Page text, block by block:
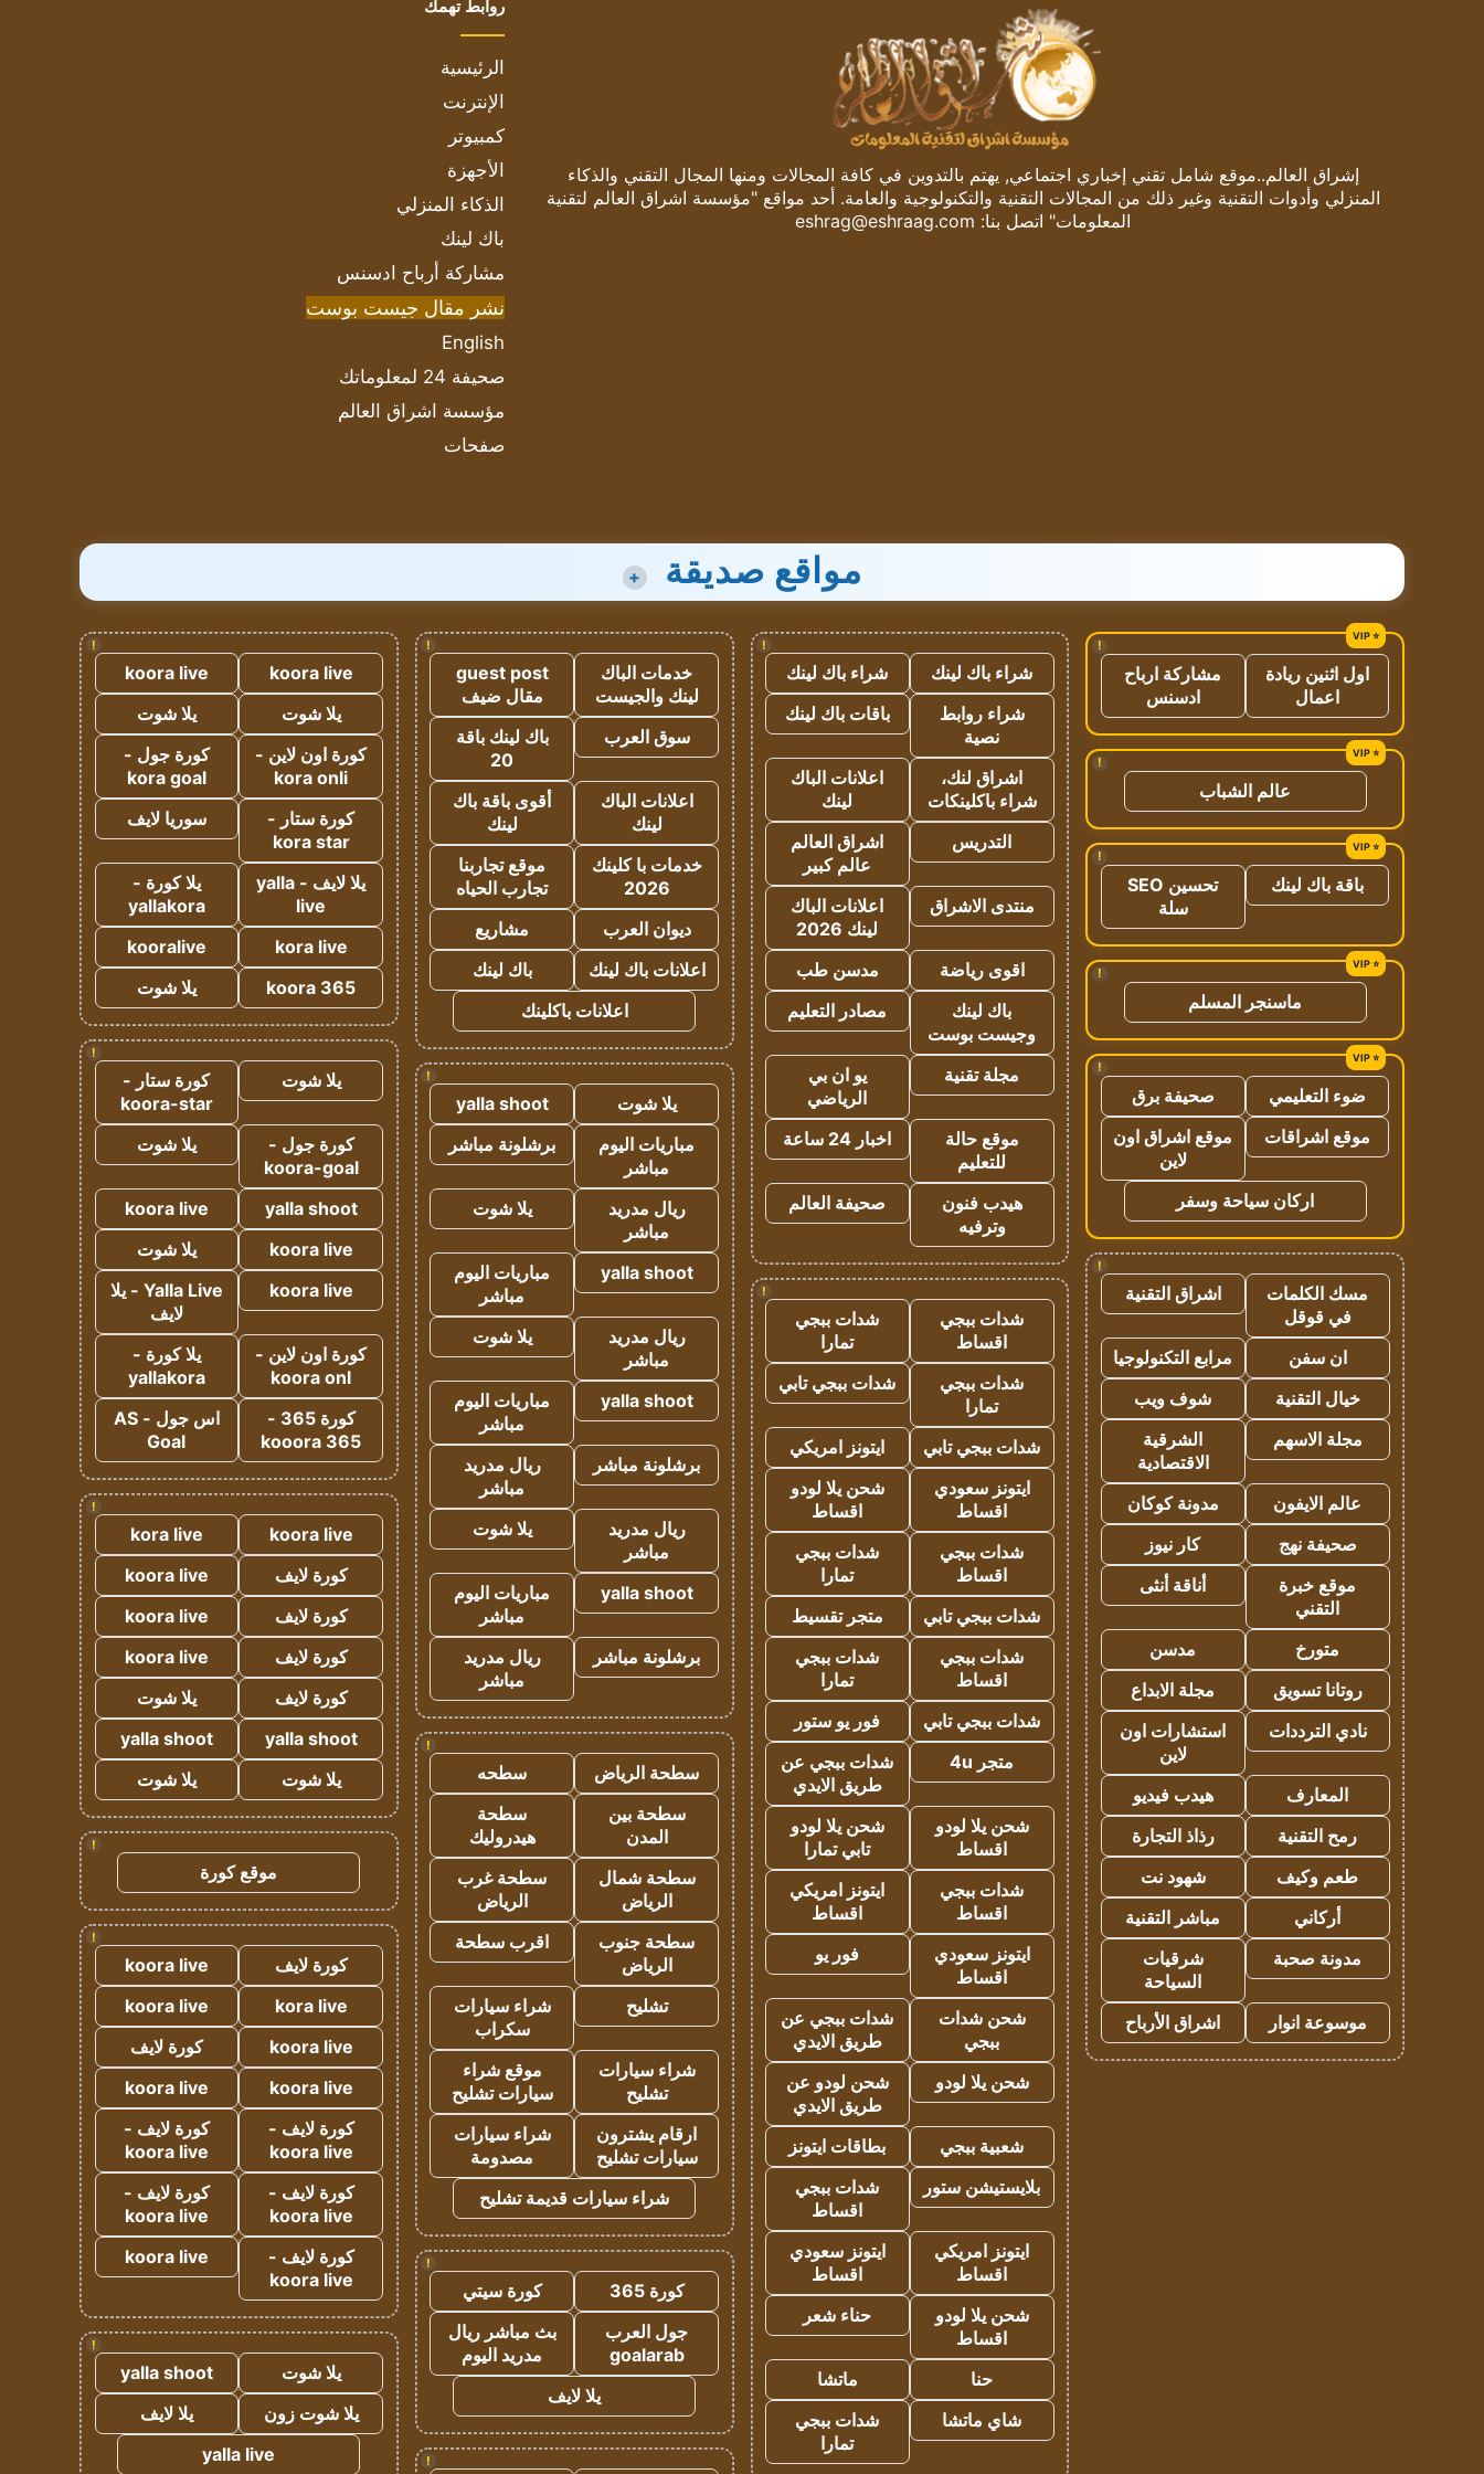
إشراق العالم..موقع شامل تقني إخباري اجتماعي, يهتم بالتدوين في كافة المجالات ومنها المجال التقني والذكاء
المنزلي وأدوات التقنية وغير ذلك من المجالات التقنية والتكنولوجية والعامة. أحد مواقع "مؤسسة اشراق العالم لتقنية
المعلومات" اتصل بنا: eshrag@eshraag.com
روابط تهمك
الرئيسية
الإنترنت
كمبيوتر
الأجهزة
الذكاء المنزلي
باك لينك
مشاركة أرباح ادسنس
نشر مقال جيست بوست
English
صحيفة 24 لمعلوماتك
مؤسسة اشراق العالم
صفحات
مواقع صديقة +
!
اول اثنين ريادة
اعمال
مشاركة ارباح
ادسنس
!
عالم الشباب
!
باقة باك لينك
تحسين SEO
سلة
!
ماسنجر المسلم
!
ضوء التعليمي
صحيفة برق
موقع اشراقات
موقع اشراق اون
لاين
اركان سياحة وسفر
!
مسك الكلمات
في قوقل
اشراق التقنية
ان سفن
مرابع التكنولوجيا
خيال التقنية
شوف ويب
مجلة الاسهم
الشرقية
الاقتصادية
عالم الايفون
مدونة كوكان
صحيفة نهج
كار نيوز
موقع خبرة
التقني
أناقة أنثى
متورخ
مدسن
روتانا تسويق
مجلة الابداع
نادي الترددات
استشارات اون
لاين
المعارف
هيدب فيديو
رمح التقنية
رذاذ التجارة
طعم وكيف
شهود نت
أركاني
مباشر التقنية
مدونة صحبة
شرقيات
السياحة
موسوعة انوار
اشراق الأرباح
!
شراء باك لينك
شراء باك لينك
شراء روابط
نصية
باقات باك لينك
اشراق لنك،
شراء باكلينكات
اعلانات الباك
لينك
التدريس
اشراق العالم
عالم كبير
منتدى الاشراق
اعلانات الباك
لينك 2026
اقوى رياضة
مدسن طب
باك لينك
وجيست بوست
مصادر التعليم
مجلة تقنية
يو ان بي
الرياضي
موقع حالة
للتعليم
اخبار 24 ساعة
هيدب فنون
وترفيه
صحيفة العالم
!
شدات ببجي
اقساط
شدات ببجي
تمارا
شدات ببجي
تمارا
شدات ببجي تابي
شدات ببجي تابي
ايتونز امريكي
ايتونز سعودي
اقساط
شحن يلا لودو
اقساط
شدات ببجي
اقساط
شدات ببجي
تمارا
شدات ببجي تابي
متجر تقسيط
شدات ببجي
اقساط
شدات ببجي
تمارا
شدات ببجي تابي
فور يو ستور
متجر 4u
شدات ببجي عن
طريق الايدي
شحن يلا لودو
اقساط
شحن يلا لودو
تابي تمارا
شدات ببجي
اقساط
ايتونز امريكي
اقساط
ايتونز سعودي
اقساط
فور يو
شحن شدات
ببجي
شدات ببجي عن
طريق الايدي
شحن يلا لودو
شحن لودو عن
طريق الايدي
شعبية ببجي
بطاقات ايتونز
بلايستيشن ستور
شدات ببجي
اقساط
ايتونز امريكي
اقساط
ايتونز سعودي
اقساط
شحن يلا لودو
اقساط
حناء شعر
حنا
ماتشا
شاي ماتشا
شدات ببجي
تمارا
!
خدمات الباك
لينك والجيست
guest post
مقال ضيف
سوق العرب
باك لينك باقة
20
اعلانات الباك
لينك
أقوى باقة باك
لينك
خدمات با كلينك
2026
موقع تجاربنا
تجارب الحياه
ديوان العرب
مشاريع
اعلانات باك لينك
باك لينك
اعلانات باكلينك
!
يلا شوت
yalla shoot
مباريات اليوم
مباشر
برشلونة مباشر
ريال مدريد
مباشر
يلا شوت
yalla shoot
مباريات اليوم
مباشر
ريال مدريد
مباشر
يلا شوت
yalla shoot
مباريات اليوم
مباشر
برشلونة مباشر
ريال مدريد
مباشر
ريال مدريد
مباشر
يلا شوت
yalla shoot
مباريات اليوم
مباشر
برشلونة مباشر
ريال مدريد
مباشر
!
سطحة الرياض
سطحه
سطحة بين
المدن
سطحة
هيدروليك
سطحة شمال
الرياض
سطحة غرب
الرياض
سطحة جنوب
الرياض
اقرب سطحة
تشليح
شراء سيارات
سكراب
شراء سيارات
تشليح
موقع شراء
سيارات تشليح
ارقام يشترون
سيارات تشليح
شراء سيارات
مصدومة
شراء سيارات قديمة تشليح
!
كورة 365
كورة سيتي
جول العرب
goalarab
بث مباشر ريال
مدريد اليوم
يلا لايف
!
!
koora live
koora live
يلا شوت
يلا شوت
كورة اون لاين -
kora onli
كورة جول -
kora goal
كورة ستار -
kora star
سوريا لايف
يلا لايف - yalla
live
يلا كورة -
yallakora
kora live
kooralive
koora 365
يلا شوت
!
يلا شوت
كورة ستار -
koora-star
كورة جول -
koora-goal
يلا شوت
yalla shoot
koora live
koora live
يلا شوت
koora live
Yalla Live - يلا
لايف
كورة اون لاين -
koora onl
يلا كورة -
yallakora
كورة 365 -
kooora 365
اس جول - AS
Goal
!
koora live
kora live
كورة لايف
koora live
كورة لايف
koora live
كورة لايف
koora live
كورة لايف
يلا شوت
yalla shoot
yalla shoot
يلا شوت
يلا شوت
!
موقع كورة
!
كورة لايف
koora live
kora live
koora live
koora live
كورة لايف
koora live
koora live
كورة لايف -
koora live
كورة لايف -
koora live
كورة لايف -
koora live
كورة لايف -
koora live
كورة لايف -
koora live
koora live
!
يلا شوت
yalla shoot
يلا شوت زون
يلا لايف
yalla live